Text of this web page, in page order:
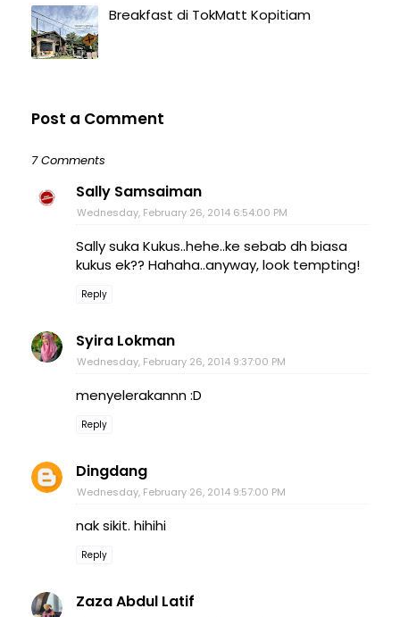
Breakfast di TokMatt Kopitiam
Post a Comment
7 Comments
Sally Samsaiman
Wednesday, February 26, 2014 6:54:00 PM
Sally suka Kukus..hehe..ke sebab dh biasa
kukus ek?? Hahaha..anyway, look tempting!
Reply
Syira Lokman
Wednesday, February 26, 2014 9:37:00 PM
menyelerakannn :D
Reply
Dingdang
Wednesday, February 26, 2014 9:57:00 PM
nak sikit. hihihi
Reply
Zaza Abdul Latif